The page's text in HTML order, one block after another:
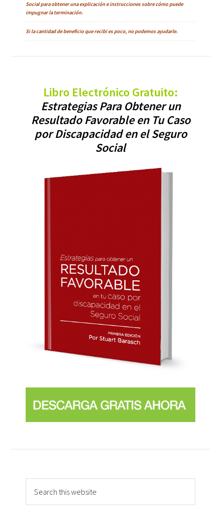
Social para obtener una explicación e instrucciones sobre cómo puede
impugnar la terminación.
Si la cantidad de beneficio que recibi es poco, no podemos ayudarle.
Libro Electrónico Gratuito:
Estrategias Para Obtener un
Resultado Favorable en Tu Caso
por Discapacidad en el Seguro
Social